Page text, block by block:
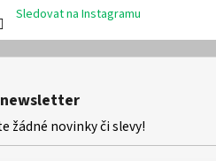
Sledovat na Instagramu
žádné novinky či slevy!